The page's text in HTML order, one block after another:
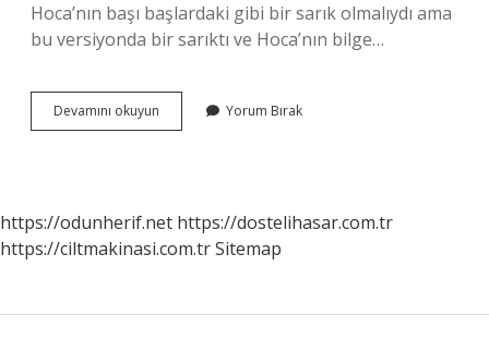
Hoca’nın başı başlardaki gibi bir sarık olmalıydı ama
bu versiyonda bir sarıktı ve Hoca’nın bilge…
Devamını okuyun Hocaların
Kafasına
Yorum Bırak
https://odunherif.net https://dostelihasar.com.tr
https://ciltmakinasi.com.trSitemap